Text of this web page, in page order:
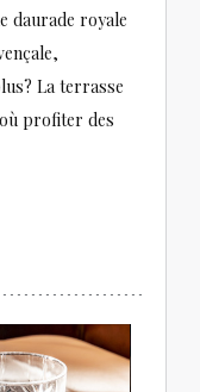
daurade royale
La terrasse
profiter des